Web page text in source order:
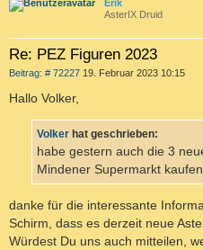
Erik
AsterIX Druid
Re: PEZ Figuren 2023
Beitrag: # 72227B
r
a
19. Februar 2023 10:15
Hallo Volker,
Volker hat geschrieben:
habe gestern auch die 3
Mindener Supermarkt kaufen
danke für die interessante
Schirm, dass es derzeit neue
Würdest Du uns auch mitteilen,